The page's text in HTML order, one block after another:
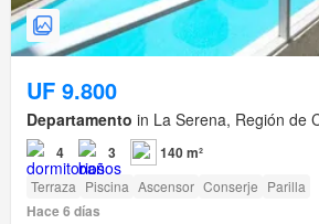
UF 9.800
Departamento in La Serena, Región de
4 3 140 m²
Terraza Piscina Ascensor Conserje Parilla
Hace 6 días